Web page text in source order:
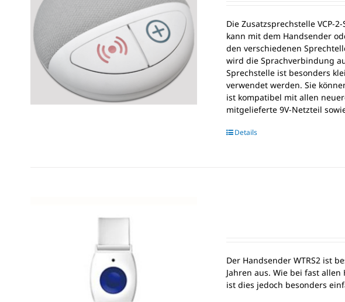
Die Zusatzsprechstelle VCP-
kann mit dem Handsender
den verschiedenen
wird die Sprachverbindung
Sprechstelle ist besonders
verwendet werden. Sie
ist kompatibel mit allen
mitgelieferte 9V-Netzteil
Details
Der Handsender WTRS2 ist
Jahren aus. Wie bei fast
ist dies jedoch besonders